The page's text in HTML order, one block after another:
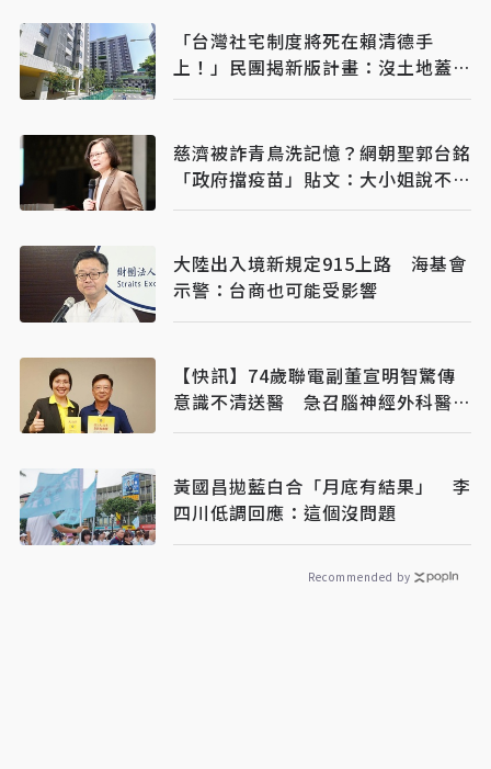
「台灣社宅制度將死在賴清德手
上！」民團揭新版計畫：沒土地蓋社
宅是藉口
慈濟被詐青鳥洗記憶？網朝聖郭台銘
「政府擋疫苗」貼文：大小姐說不要
買
大陸出入境新規定915上路 海基會
示警：台商也可能受影響
【快訊】74歲聯電副董宣明智驚傳
意識不清送醫 急召腦神經外科醫開
刀
黃國昌拋藍白合「月底有結果」 李
四川低調回應：這個沒問題
Recommended by